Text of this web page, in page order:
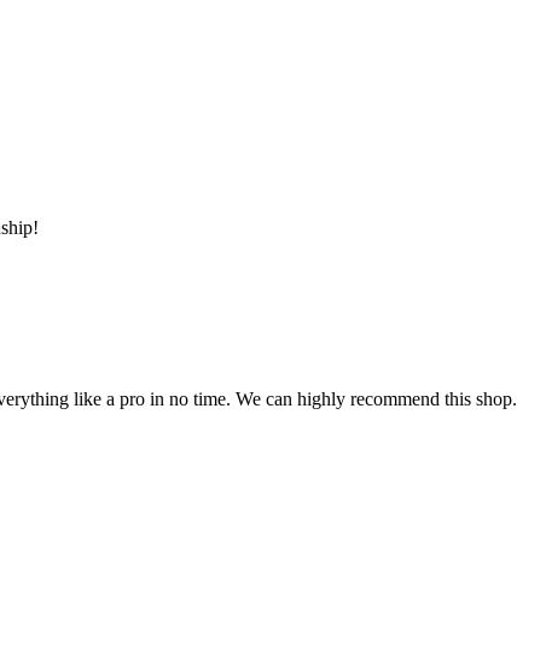
like a pro in no time. We can highly recommend this shop.